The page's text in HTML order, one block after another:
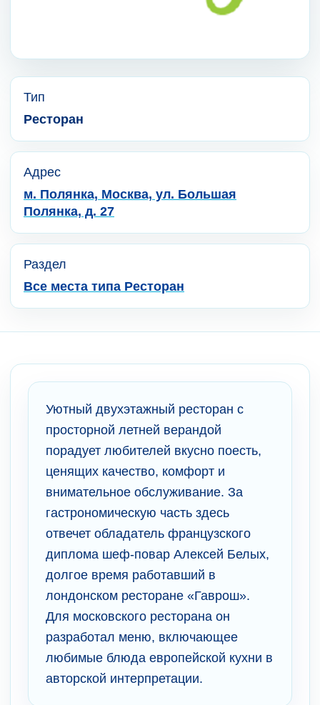
Тип
Ресторан
Адрес
м. Полянка, Москва, ул. Большая
Полянка, д. 27
Раздел
Все места типа Ресторан
Уютный двухэтажный ресторан с
просторной летней верандой
порадует любителей вкусно поесть,
ценящих качество, комфорт и
внимательное обслуживание. За
гастрономическую часть здесь
отвечет обладатель французского
диплома шеф-повар Алексей Белых,
долгое время работавший в
лондонском ресторане «Гаврош».
Для московского ресторана он
разработал меню, включающее
любимые блюда европейской кухни в
авторской интерпретации.